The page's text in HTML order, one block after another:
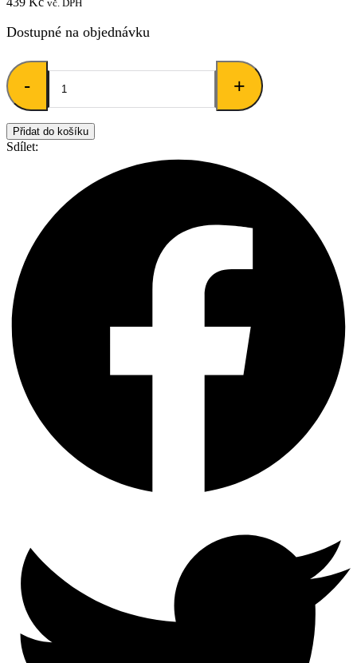
vč. DPH
Dostupné na objednávku
-
vodítko
-
stopovačka
-
Délka:
5m
+
Přidat do košíku
Sdílet: